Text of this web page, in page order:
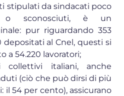
stipulati da sindacati poco
o sconosciuti, è un
pur riguardando 353
depositati al Cnel, questi si
a 54.220 lavoratori;
italiani, anche
(ciò che può dirsi di più
il 54 per cento), assicurano